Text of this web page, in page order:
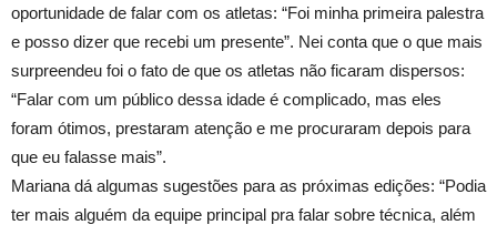
oportunidade de falar com os atletas: “Foi minha primeira palestra
e posso dizer que recebi um presente”. Nei conta que o que mais
surpreendeu foi o fato de que os atletas não ficaram dispersos:
“Falar com um público dessa idade é complicado, mas eles
foram ótimos, prestaram atenção e me procuraram depois para
que eu falasse mais”.
Mariana dá algumas sugestões para as próximas edições: “Podia
ter mais alguém da equipe principal pra falar sobre técnica, além